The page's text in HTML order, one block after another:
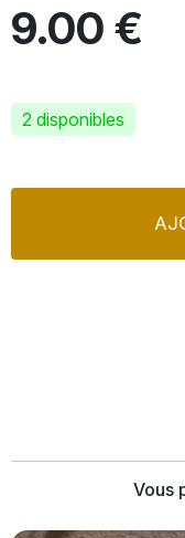
9.00 €
2 disponibles
Vous